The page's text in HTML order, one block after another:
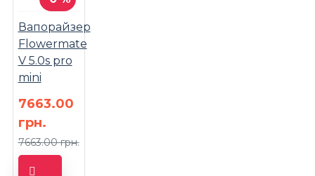
Вапорайзер
Flowermate
V 5.0s pro
mini
7663.00
грн.
7663.00 грн.